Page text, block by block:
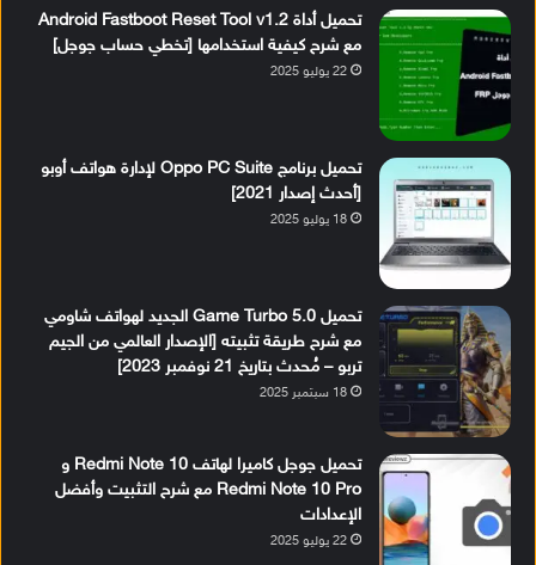
تحميل أداة Android Fastboot Reset Tool v1.2
مع شرح كيفية استخدامها [تخطي حساب جوجل]
22 يوليو 2025
تحميل برنامج Oppo PC Suite لإدارة هواتف أوبو
[أحدث إصدار 2021]
18 يوليو 2025
تحميل Game Turbo 5.0 الجديد لهواتف شاومي
مع شرح طريقة تثبيته [الإصدار العالمي من الجيم
تربو – مُحدث بتاريخ 21 نوفمبر 2023]
18 سبتمبر 2025
تحميل جوجل كاميرا لهاتف Redmi Note 10 و
Redmi Note 10 Pro مع شرح التثبيت وأفضل
الإعدادات
22 يوليو 2025